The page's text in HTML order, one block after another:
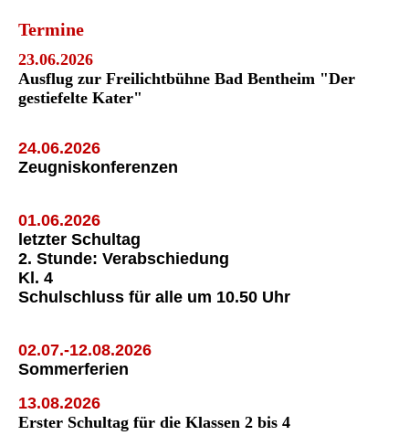
Termine
23.06.2026
Ausflug zur Freilichtbühne Bad Bentheim "Der
gestiefelte Kater"
24.06.2026
Zeugniskonferenzen
01.06.2026
letzter Schultag
2. Stunde: Verabschiedung
Kl. 4
Schulschluss für alle um 10.50 Uhr
02.07.-12.08.2026
Sommerferien
13.08.2026
Erster Schultag für die Klassen 2 bis 4